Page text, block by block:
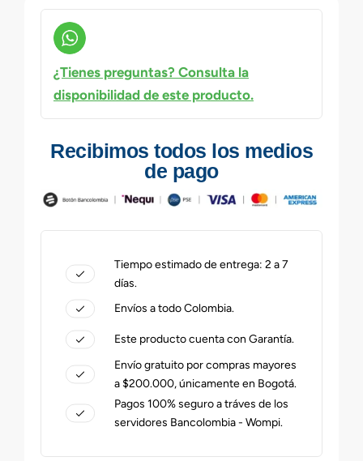
¿Tienes preguntas? Consulta la
disponibilidad de este producto.
Recibimos todos los medios
de pago
Tiempo estimado de entrega: 2 a 7
días.
Envíos a todo Colombia.
Este producto cuenta con Garantía.
Envío gratuito por compras mayores
a $200.000, únicamente en Bogotá.
Pagos 100% seguro a tráves de los
servidores Bancolombia - Wompi.